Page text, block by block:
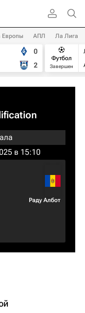
Европы АПЛ Ла Лига
0
2
Футбол
Завершен
в 15:10
Раду Албот